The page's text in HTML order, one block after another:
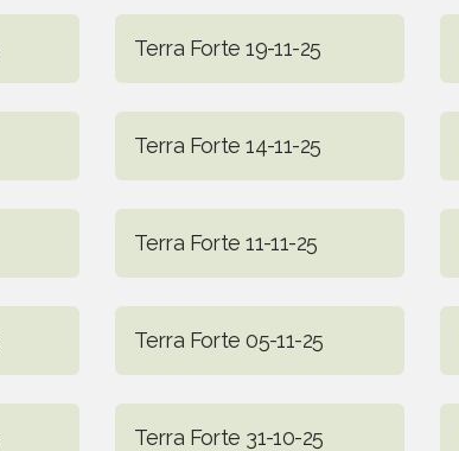
Terra Forte 19-11-25
Terra Forte 14-11-25
Terra Forte 11-11-25
Terra Forte 05-11-25
Terra Forte 31-10-25